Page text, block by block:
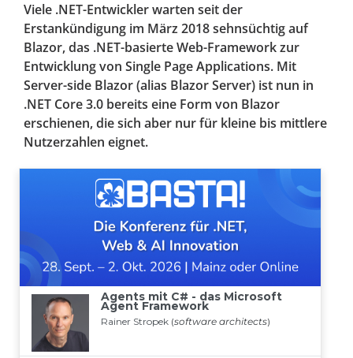
Viele .NET-Entwickler warten seit der
Erstankündigung im März 2018 sehnsüchtig auf
Blazor, das .NET-basierte Web-Framework zur
Entwicklung von Single Page Applications. Mit
Server-side Blazor (alias Blazor Server) ist nun in
.NET Core 3.0 bereits eine Form von Blazor
erschienen, die sich aber nur für kleine bis mittlere
Nutzerzahlen eignet.